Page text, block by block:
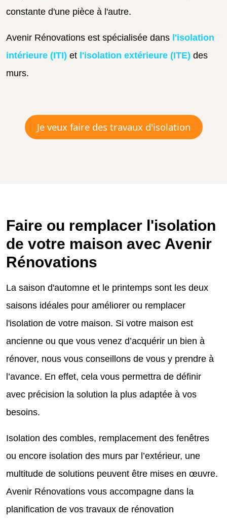
constante d'une pièce à l'autre.
Avenir Rénovations est spécialisée dans l'isolation
intérieure (ITI) et l'isolation extérieure (ITE) des
murs.
Je veux faire des travaux d'isolation
Faire ou remplacer l'isolation
de votre maison avec Avenir
Rénovations
La saison d'automne et le printemps sont les deux
saisons idéales pour améliorer ou remplacer
l'isolation de votre maison. Si votre maison est
ancienne ou que vous venez d’acquérir un bien à
rénover, nous vous conseillons de vous y prendre à
l’avance. En effet, cela vous permettra de définir
avec précision la solution la plus adaptée à vos
besoins.
Isolation des combles, remplacement des fenêtres
ou encore isolation des murs par l’extérieur, une
multitude de solutions peuvent être mises en œuvre.
Avenir Rénovations vous accompagne dans la
planification de vos travaux de rénovation